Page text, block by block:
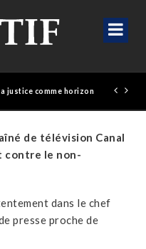
justice comme horizon
de télévision Canal
contre le non-
dans le chef
presse proche de